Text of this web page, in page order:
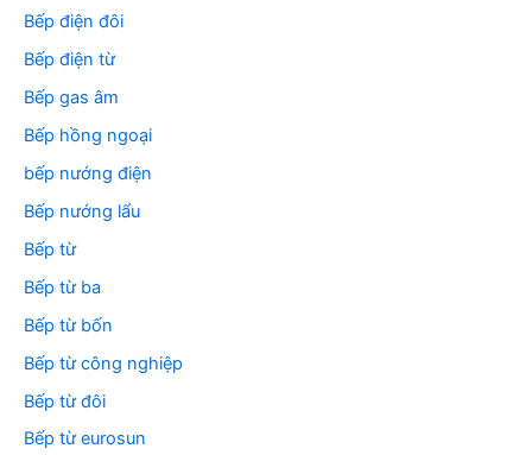
Bếp điện đôi
Bếp điện từ
Bếp gas âm
Bếp hồng ngoại
bếp nướng điện
Bếp nướng lẩu
Bếp từ
Bếp từ ba
Bếp từ bốn
Bếp từ công nghiệp
Bếp từ đôi
Bếp từ eurosun